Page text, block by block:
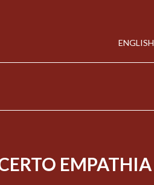
ENGLISH
EMPATHIA